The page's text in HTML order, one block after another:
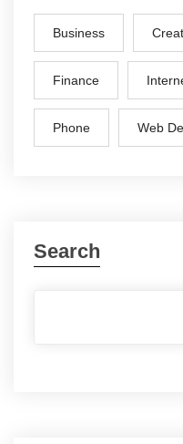
Business
Finance
Phone Web
Search